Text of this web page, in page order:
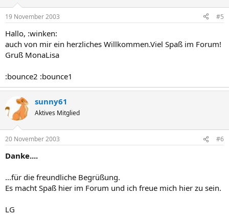
19 November 2003 #5
Hallo, :winken:
auch von mir ein herzliches Willkommen.Viel Spaß im Forum!
Gruß MonaLisa
:bounce2 :bounce1
sunny61
Aktives Mitglied
20 November 2003 #6
Danke....
...für die freundliche Begrüßung.
Es macht Spaß hier im Forum und ich freue mich hier zu sein.
LG